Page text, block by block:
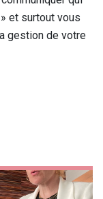
et surtout vous
gestion de votre